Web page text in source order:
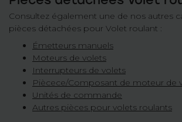
Consultez également une de nos autres
pièces détachées pour Volet roulant :
Émetteurs manuels
Moteurs de volets
Interrupteurs de volets
Piècece/Composant de moteur de
Unités de commande
Autres pièces pour volets roulants